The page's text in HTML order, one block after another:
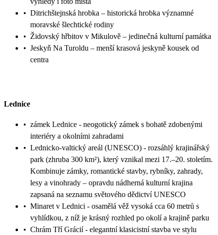
• Ditrichštejnská hrobka – historická hrobka významné
moravské šlechtické rodiny
• Židovský hřbitov v Mikulově – jedinečná kulturní památka
• Jeskyň Na Turoldu – menší krasová jeskyně kousek od
centra
Lednice
• zámek Lednice - neogotický zámek s bohatě zdobenými
interiéry a okolními zahradami
• Lednicko-valtický areál (UNESCO) - rozsáhlý krajinářský
park (zhruba 300 km²), který vznikal mezi 17.–20. stoletím.
Kombinuje zámky, romantické stavby, rybníky, zahrady,
lesy a vinohrady – opravdu nádherná kulturní krajina
zapsaná na seznamu světového dědictví UNESCO
• Minaret v Lednici - osamělá věž vysoká cca 60 metrů s
vyhlídkou, z níž je krásný rozhled po okolí a krajině parku
• Chrám Tří Grácií - elegantní klasicistní stavba ve stylu